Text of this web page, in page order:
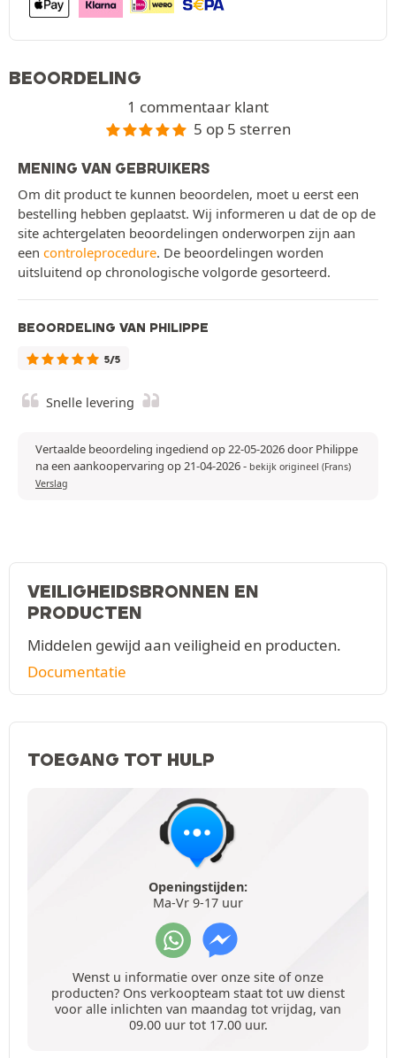
BEOORDELING
1 commentaar klant
5 op 5 sterren
MENING VAN GEBRUIKERS
Om dit product te kunnen beoordelen, moet u eerst een
bestelling hebben geplaatst. Wij informeren u dat de op de
site achtergelaten beoordelingen onderworpen zijn aan
een controleprocedure. De beoordelingen worden
uitsluitend op chronologische volgorde gesorteerd.
BEOORDELING VAN PHILIPPE
5/5
Snelle levering
Vertaalde beoordeling ingediend op 22-05-2026 door Philippe
na een aankoopervaring op 21-04-2026- bekijk origineel (Frans)
Verslag
VEILIGHEIDSBRONNEN EN
PRODUCTEN
Middelen gewijd aan veiligheid en producten.
Documentatie
TOEGANG TOT HULP
Openingstijden:
Ma-Vr 9-17 uur
Wenst u informatie over onze site of onze
producten? Ons verkoopteam staat tot uw dienst
voor alle inlichten van maandag tot vrijdag, van
09.00 uur tot 17.00 uur.